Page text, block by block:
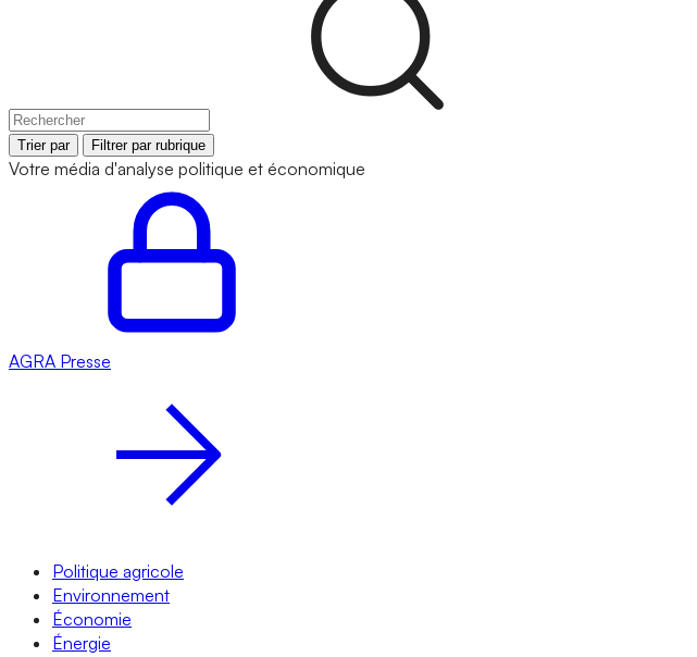
Trier par Filtrer par rubrique
Votre média d'analyse politique et économique
AGRA Presse
Politique agricole
Environnement
Économie
Énergie